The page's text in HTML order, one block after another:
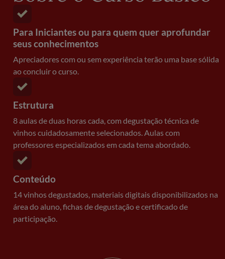
Para Iniciantes ou para quem quer aprofundar
seus conhecimentos
Apreciadores com ou sem experiência terão uma base sólida
ao concluir o curso.
Estrutura
8 aulas de duas horas cada, com degustação técnica de
vinhos cuidadosamente selecionados. Aulas com
professores especializados em cada tema abordado.
Conteúdo
14 vinhos degustados, materiais digitais disponibilizados na
área do aluno, fichas de degustação e certificado de
participação.